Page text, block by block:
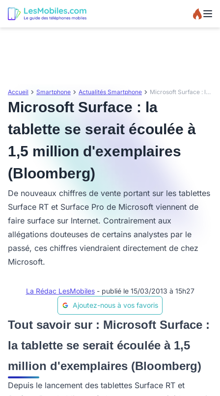
Accueil Smartphone Actualités Smartphone Microsoft Surface : la tablette se serait écoulée à 1,5 million d'exemplaires (Bloomberg)
Microsoft Surface : la
tablette se serait écoulée à
1,5 million d'exemplaires
(Bloomberg)
De nouveaux chiffres de vente portant sur les tablettes
Surface RT et Surface Pro de Microsoft viennent de
faire surface sur Internet. Contrairement aux
allégations douteuses de certains analystes par le
passé, ces chiffres viendraient directement de chez
Microsoft.
La Rédac LesMobiles - publié le 15/03/2013 à 15h27
Ajoutez-nous à vos favoris
Tout savoir sur : Microsoft Surface :
la tablette se serait écoulée à 1,5
million d'exemplaires (Bloomberg)
Depuis le lancement des tablettes Surface RT et